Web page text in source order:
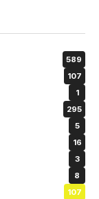
589
107
1
295
5
16
3
8
107